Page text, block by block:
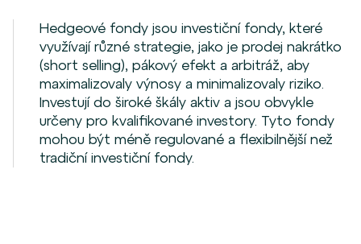
Hedgeové fondy jsou investiční fondy, které
využívají různé strategie, jako je prodej nakrátko
(short selling), pákový efekt a arbitráž, aby
maximalizovaly výnosy a minimalizovaly riziko.
Investují do široké škály aktiv a jsou obvykle
určeny pro kvalifikované investory. Tyto fondy
mohou být méně regulované a flexibilnější než
tradiční investiční fondy.